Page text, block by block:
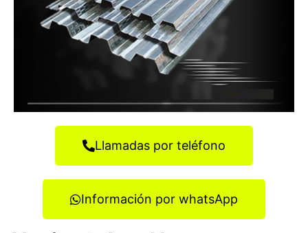
Llamadas por teléfono
Información por whatsApp